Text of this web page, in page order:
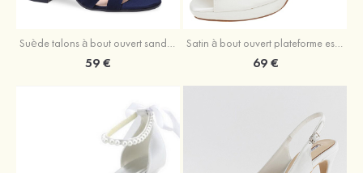
Suède talons à bout ouvert sandales talon bottier fête et soirée chaussures
59 €
Satin à bout ouvert plateforme escarpins talon stiletto mariage chaussures
69 €